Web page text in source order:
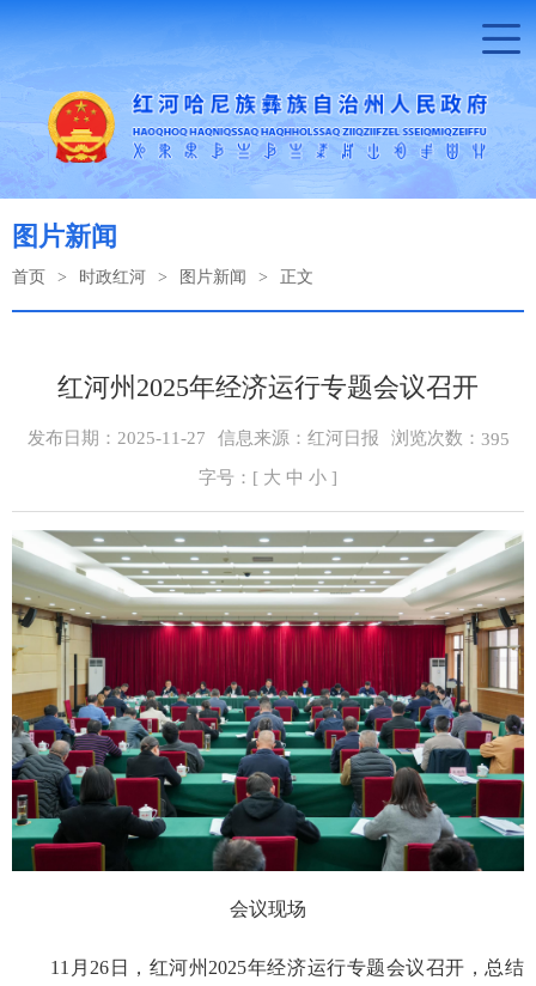
图片新闻
首页 > 时政红河 > 图片新闻 > 正文
红河州2025年经济运行专题会议召开
发布日期：2025-11-27 信息来源：红河日报 浏览次数： 395
字号：[ 大 中 小 ]
会议现场
11月26日，红河州2025年经济运行专题会议召开，总结